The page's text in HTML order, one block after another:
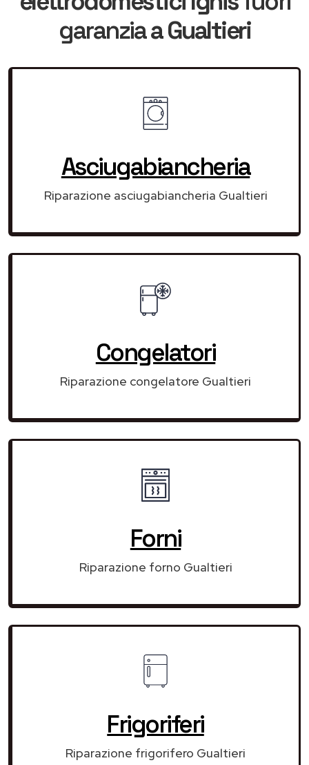
garanziaa Gualtieri
Asciugabiancheria
Riparazione asciugabiancheria Gualtieri
Congelatori
Riparazione congelatore Gualtieri
Forni
Riparazione forno Gualtieri
Frigoriferi
Riparazione frigorifero Gualtieri